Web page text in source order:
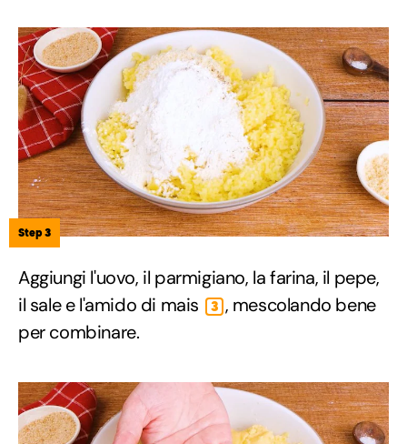
Step 3
Aggiungi l'uovo, il parmigiano, la farina, il pepe,
il sale e l'amido di mais
3 , mescolando bene
per combinare.